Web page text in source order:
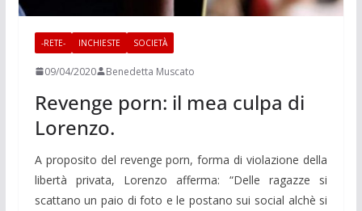
-RETE- INCHIESTE SOCIETÀ
09/04/2020 Benedetta Muscato
Revenge porn: il mea culpa di
Lorenzo.
A proposito del revenge porn, forma di violazione della
libertà privata, Lorenzo afferma: “Delle ragazze si
scattano un paio di foto e le postano sui social alchè si